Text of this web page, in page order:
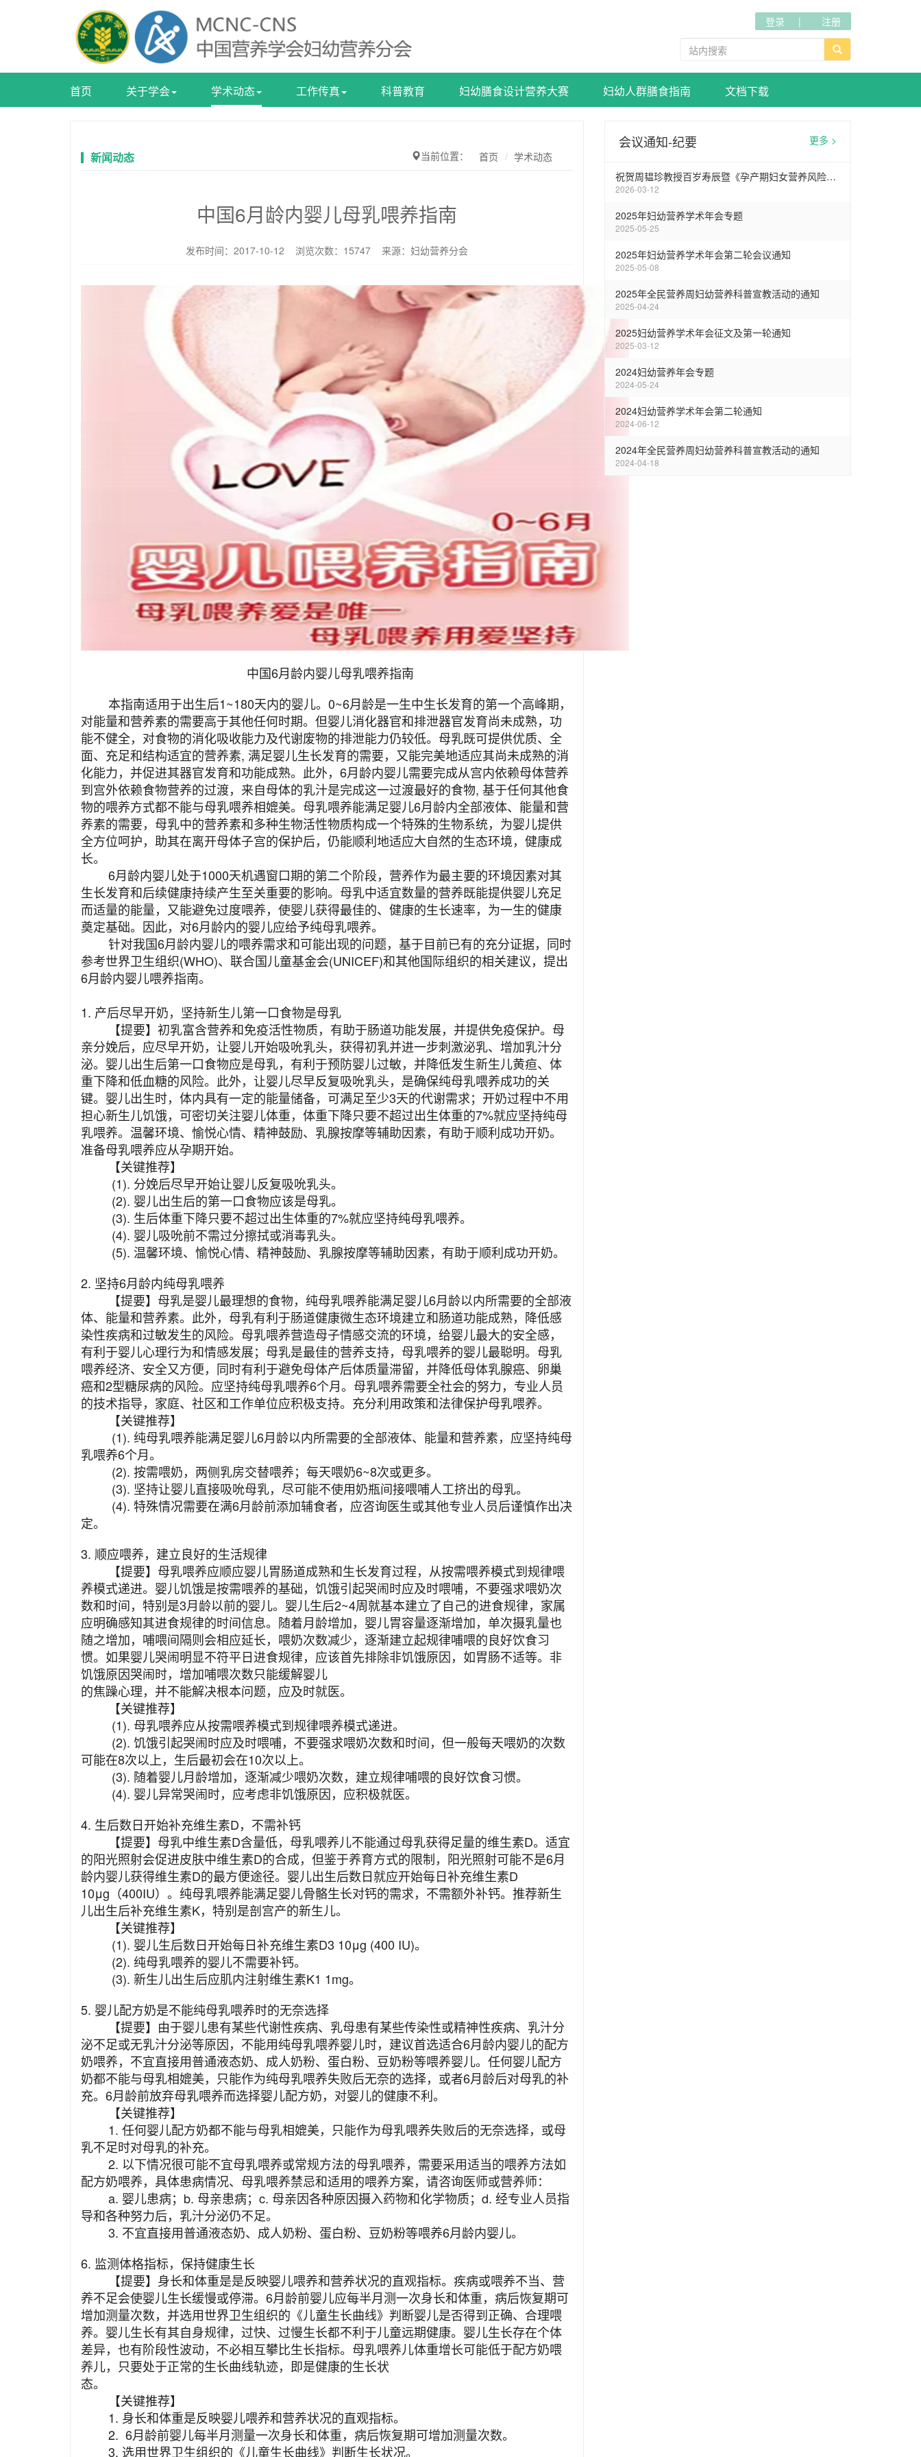
登录 注册
首页 关于学会 学术动态 工作传真 科普教育 妇幼膳食设计营养大赛 妇幼人群膳食指南 文档下载
当前位置： 首页 学术动态
新闻动态
中国6月龄内婴儿母乳喂养指南
发布时间：2017-10-12 浏览次数： 15747 来源：妇幼营养分会
中国6月龄内婴儿母乳喂养指南
本指南适用于出生后1~180天内的婴儿。0~6月龄是一生中生长发育的第一个高峰期，
对能量和营养素的需要高于其他任何时期。但婴儿消化器官和排泄器官发育尚未成熟，功
能不健全，对食物的消化吸收能力及代谢废物的排泄能力仍较低。母乳既可提供优质、全
面、充足和结构适宜的营养素, 满足婴儿生长发育的需要，又能完美地适应其尚未成熟的消
化能力，并促进其器官发育和功能成熟。此外，6月龄内婴儿需要完成从宫内依赖母体营养
到宫外依赖食物营养的过渡，来自母体的乳汁是完成这一过渡最好的食物, 基于任何其他食
物的喂养方式都不能与母乳喂养相媲美。母乳喂养能满足婴儿6月龄内全部液体、能量和营
养素的需要，母乳中的营养素和多种生物活性物质构成一个特殊的生物系统，为婴儿提供
全方位呵护，助其在离开母体子宫的保护后，仍能顺利地适应大自然的生态环境，健康成
长。
6月龄内婴儿处于1000天机遇窗口期的第二个阶段，营养作为最主要的环境因素对其
生长发育和后续健康持续产生至关重要的影响。母乳中适宜数量的营养既能提供婴儿充足
而适量的能量，又能避免过度喂养，使婴儿获得最佳的、健康的生长速率，为一生的健康
奠定基础。因此，对6月龄内的婴儿应给予纯母乳喂养。
针对我国6月龄内婴儿的喂养需求和可能出现的问题，基于目前已有的充分证据，同时
参考世界卫生组织(WHO)、联合国儿童基金会(UNICEF)和其他国际组织的相关建议，提出
6月龄内婴儿喂养指南。
1. 产后尽早开奶，坚持新生儿第一口食物是母乳
【提要】初乳富含营养和免疫活性物质，有助于肠道功能发展，并提供免疫保护。母
亲分娩后，应尽早开奶，让婴儿开始吸吮乳头，获得初乳并进一步刺激泌乳、增加乳汁分
泌。婴儿出生后第一口食物应是母乳，有利于预防婴儿过敏，并降低发生新生儿黄疸、体
重下降和低血糖的风险。此外，让婴儿尽早反复吸吮乳头，是确保纯母乳喂养成功的关
键。婴儿出生时，体内具有一定的能量储备，可满足至少3天的代谢需求；开奶过程中不用
担心新生儿饥饿，可密切关注婴儿体重，体重下降只要不超过出生体重的7%就应坚持纯母
乳喂养。温馨环境、愉悦心情、精神鼓励、乳腺按摩等辅助因素，有助于顺利成功开奶。
准备母乳喂养应从孕期开始。
【关键推荐】
(1). 分娩后尽早开始让婴儿反复吸吮乳头。
(2). 婴儿出生后的第一口食物应该是母乳。
(3). 生后体重下降只要不超过出生体重的7%就应坚持纯母乳喂养。
(4). 婴儿吸吮前不需过分擦拭或消毒乳头。
(5). 温馨环境、愉悦心情、精神鼓励、乳腺按摩等辅助因素，有助于顺利成功开奶。
2. 坚持6月龄内纯母乳喂养
【提要】母乳是婴儿最理想的食物，纯母乳喂养能满足婴儿6月龄以内所需要的全部液
体、能量和营养素。此外，母乳有利于肠道健康微生态环境建立和肠道功能成熟，降低感
染性疾病和过敏发生的风险。母乳喂养营造母子情感交流的环境，给婴儿最大的安全感，
有利于婴儿心理行为和情感发展；母乳是最佳的营养支持，母乳喂养的婴儿最聪明。母乳
喂养经济、安全又方便，同时有利于避免母体产后体质量滞留，并降低母体乳腺癌、卵巢
癌和2型糖尿病的风险。应坚持纯母乳喂养6个月。母乳喂养需要全社会的努力，专业人员
的技术指导，家庭、社区和工作单位应积极支持。充分利用政策和法律保护母乳喂养。
【关键推荐】
(1). 纯母乳喂养能满足婴儿6月龄以内所需要的全部液体、能量和营养素，应坚持纯母
乳喂养6个月。
(2). 按需喂奶，两侧乳房交替喂养；每天喂奶6~8次或更多。
(3). 坚持让婴儿直接吸吮母乳，尽可能不使用奶瓶间接喂哺人工挤出的母乳。
(4). 特殊情况需要在满6月龄前添加辅食者，应咨询医生或其他专业人员后谨慎作出决
定。
3. 顺应喂养，建立良好的生活规律
【提要】母乳喂养应顺应婴儿胃肠道成熟和生长发育过程，从按需喂养模式到规律喂
养模式递进。婴儿饥饿是按需喂养的基础，饥饿引起哭闹时应及时喂哺，不要强求喂奶次
数和时间，特别是3月龄以前的婴儿。婴儿生后2~4周就基本建立了自己的进食规律，家属
应明确感知其进食规律的时间信息。随着月龄增加，婴儿胃容量逐渐增加，单次摄乳量也
随之增加，哺喂间隔则会相应延长，喂奶次数减少，逐渐建立起规律哺喂的良好饮食习
惯。如果婴儿哭闹明显不符平日进食规律，应该首先排除非饥饿原因，如胃肠不适等。非
饥饿原因哭闹时，增加哺喂次数只能缓解婴儿
的焦躁心理，并不能解决根本问题，应及时就医。
【关键推荐】
(1). 母乳喂养应从按需喂养模式到规律喂养模式递进。
(2). 饥饿引起哭闹时应及时喂哺，不要强求喂奶次数和时间，但一般每天喂奶的次数
可能在8次以上，生后最初会在10次以上。
(3). 随着婴儿月龄增加，逐渐减少喂奶次数，建立规律哺喂的良好饮食习惯。
(4). 婴儿异常哭闹时，应考虑非饥饿原因，应积极就医。
4. 生后数日开始补充维生素D，不需补钙
【提要】母乳中维生素D含量低，母乳喂养儿不能通过母乳获得足量的维生素D。适宜
的阳光照射会促进皮肤中维生素D的合成，但鉴于养育方式的限制，阳光照射可能不是6月
龄内婴儿获得维生素D的最方便途径。婴儿出生后数日就应开始每日补充维生素D
10μg（400IU）。纯母乳喂养能满足婴儿骨骼生长对钙的需求，不需额外补钙。推荐新生
儿出生后补充维生素K，特别是剖宫产的新生儿。
【关键推荐】
(1). 婴儿生后数日开始每日补充维生素D3 10μg (400 IU)。
(2). 纯母乳喂养的婴儿不需要补钙。
(3). 新生儿出生后应肌内注射维生素K1 1mg。
5. 婴儿配方奶是不能纯母乳喂养时的无奈选择
【提要】由于婴儿患有某些代谢性疾病、乳母患有某些传染性或精神性疾病、乳汁分
泌不足或无乳汁分泌等原因，不能用纯母乳喂养婴儿时，建议首选适合6月龄内婴儿的配方
奶喂养，不宜直接用普通液态奶、成人奶粉、蛋白粉、豆奶粉等喂养婴儿。任何婴儿配方
奶都不能与母乳相媲美，只能作为纯母乳喂养失败后无奈的选择，或者6月龄后对母乳的补
充。6月龄前放弃母乳喂养而选择婴儿配方奶，对婴儿的健康不利。
【关键推荐】
1. 任何婴儿配方奶都不能与母乳相媲美，只能作为母乳喂养失败后的无奈选择，或母
乳不足时对母乳的补充。
2. 以下情况很可能不宜母乳喂养或常规方法的母乳喂养，需要采用适当的喂养方法如
配方奶喂养，具体患病情况、母乳喂养禁忌和适用的喂养方案，请咨询医师或营养师：
a. 婴儿患病；b. 母亲患病；c. 母亲因各种原因摄入药物和化学物质；d. 经专业人员指
导和各种努力后，乳汁分泌仍不足。
3. 不宜直接用普通液态奶、成人奶粉、蛋白粉、豆奶粉等喂养6月龄内婴儿。
‍6. 监测体格指标，保持健康生长
【提要】身长和体重是是反映婴儿喂养和营养状况的直观指标。疾病或喂养不当、营
养不足会使婴儿生长缓慢或停滞。6月龄前婴儿应每半月测一次身长和体重，病后恢复期可
增加测量次数，并选用世界卫生组织的《儿童生长曲线》判断婴儿是否得到正确、合理喂
养。婴儿生长有其自身规律，过快、过慢生长都不利于儿童远期健康。婴儿生长存在个体
差异，也有阶段性波动，不必相互攀比生长指标。母乳喂养儿体重增长可能低于配方奶喂
养儿，只要处于正常的生长曲线轨迹，即是健康的生长状
态。
【关键推荐】
1. 身长和体重是反映婴儿喂养和营养状况的直观指标。
2. 6月龄前婴儿每半月测量一次身长和体重，病后恢复期可增加测量次数。
3. 选用世界卫生组织的《儿童生长曲线》判断生长状况。
会议通知-纪要 更多 >
祝贺周韫珍教授百岁寿辰暨《孕产期妇女营养风险筛查标准》专家讨论会在武汉圆满召开
2026-03-12
2025年妇幼营养学术年会专题
2025-05-25
2025年妇幼营养学术年会第二轮会议通知
2025-05-08
2025年全民营养周妇幼营养科普宣教活动的通知
2025-04-24
2025妇幼营养学术年会征文及第一轮通知
2025-03-12
2024妇幼营养年会专题
2024-05-24
2024妇幼营养学术年会第二轮通知
2024-06-12
2024年全民营养周妇幼营养科普宣教活动的通知
2024-04-18